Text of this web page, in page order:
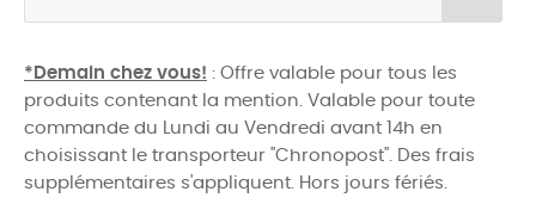
*Demain chez vous! : Offre valable pour tous les
produits contenant la mention. Valable pour toute
commande du Lundi au Vendredi avant 14h en
choisissant le transporteur "Chronopost". Des frais
supplémentaires s'appliquent. Hors jours fériés.